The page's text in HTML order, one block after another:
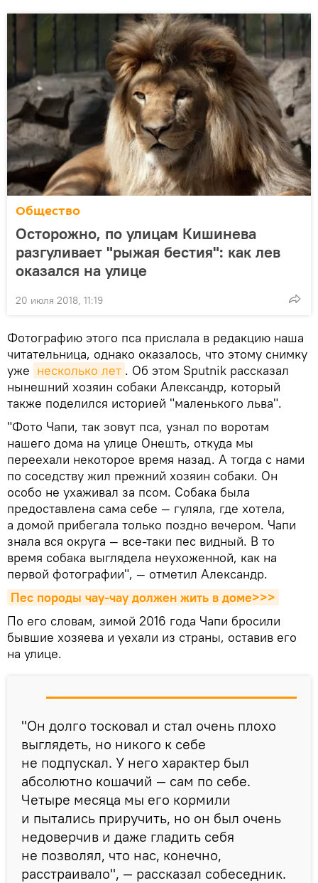
Общество
Осторожно, по улицам Кишинева
разгуливает "рыжая бестия": как лев
оказался на улице
20 июля 2018, 11:19
Фотографию этого пса прислала в редакцию наша
читательница, однако оказалось, что этому снимку
уже несколько лет . Об этом Sputnik рассказал
нынешний хозяин собаки Александр, который
также поделился историей "маленького льва".
"Фото Чапи, так зовут пса, узнал по воротам
нашего дома на улице Онешть, откуда мы
переехали некоторое время назад. А тогда с нами
по соседству жил прежний хозяин собаки. Он
особо не ухаживал за псом. Собака была
предоставлена сама себе — гуляла, где хотела,
а домой прибегала только поздно вечером. Чапи
знала вся округа — все-таки пес видный. В то
время собака выглядела неухоженной, как на
первой фотографии", — отметил Александр.
Пес породы чау-чау должен жить в доме>>>
По его словам, зимой 2016 года Чапи бросили
бывшие хозяева и уехали из страны, оставив его
на улице.
"Он долго тосковал и стал очень плохо
выглядеть, но никого к себе
не подпускал. У него характер был
абсолютно кошачий — сам по себе.
Четыре месяца мы его кормили
и пытались приручить, но он был очень
недоверчив и даже гладить себя
не позволял, что нас, конечно,
расстраивало", — рассказал собеседник.